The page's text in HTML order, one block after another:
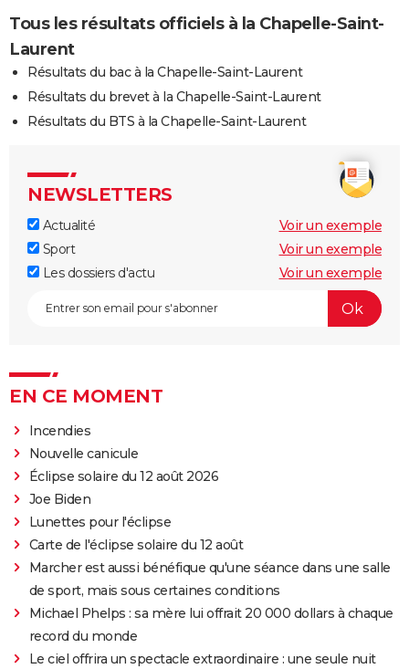
Tous les résultats officiels à la Chapelle-Saint-
Laurent
Résultats du bac à la Chapelle-Saint-Laurent
Résultats du brevet à la Chapelle-Saint-Laurent
Résultats du BTS à la Chapelle-Saint-Laurent
NEWSLETTERS
Actualité
Voir un exemple
Sport
Voir un exemple
Les dossiers d'actu
Voir un exemple
EN CE MOMENT
Incendies
Nouvelle canicule
Éclipse solaire du 12 août 2026
Joe Biden
Lunettes pour l'éclipse
Carte de l'éclipse solaire du 12 août
Marcher est aussi bénéfique qu'une séance dans une salle
de sport, mais sous certaines conditions
Michael Phelps : sa mère lui offrait 20 000 dollars à chaque
record du monde
Le ciel offrira un spectacle extraordinaire : une seule nuit